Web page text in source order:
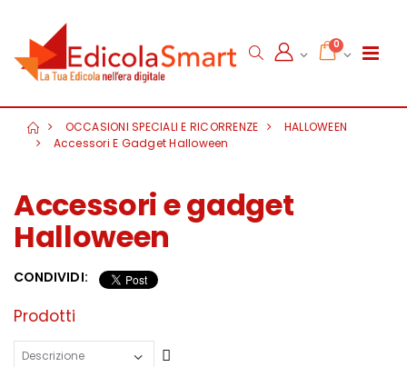
0
OCCASIONI SPECIALI E RICORRENZE
HALLOWEEN
Accessori E Gadget Halloween
Accessori e gadget
Halloween
CONDIVIDI:
Prodotti